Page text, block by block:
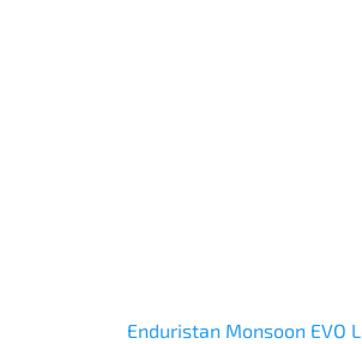
Enduristan Monsoon EVO